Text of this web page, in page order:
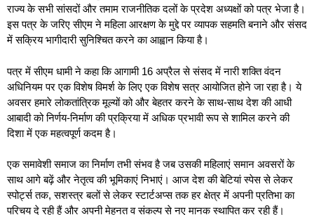
राज्य के सभी सांसदों और तमाम राजनीतिक दलों के प्रदेश अध्यक्षों को पत्र भेजा है।
इस पत्र के जरिए सीएम ने महिला आरक्षण के मुद्दे पर व्यापक सहमति बनाने और संसद
में सक्रिय भागीदारी सुनिश्चित करने का आह्वान किया है।
पत्र में सीएम धामी ने कहा कि आगामी 16 अप्रैल से संसद में नारी शक्ति वंदन
अधिनियम पर एक विशेष विमर्श के लिए एक विशेष सत्र आयोजित होने जा रहा है। ये
अवसर हमारे लोकतांत्रिक मूल्यों को और बेहतर करने के साथ-साथ देश की आधी
आबादी को निर्णय-निर्माण की प्रक्रिया में अधिक प्रभावी रूप से शामिल करने की
दिशा में एक महत्वपूर्ण कदम है।
एक समावेशी समाज का निर्माण तभी संभव है जब उसकी महिलाएं समान अवसरों के
साथ आगे बढ़ें और नेतृत्व की भूमिकाएं निभाएं। आज देश की बेटियां स्पेस से लेकर
स्पोर्ट्स तक, सशस्त्र बलों से लेकर स्टार्टअप्स तक हर क्षेत्र में अपनी प्रतिभा का
परिचय दे रही हैं और अपनी मेहनत व संकल्प से नए मानक स्थापित कर रही हैं।